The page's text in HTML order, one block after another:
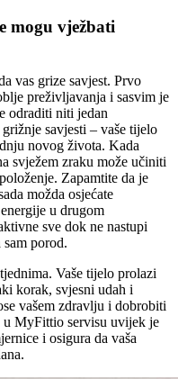
mogu vježbati
vas grize savjest. Prvo
preživljavanja i sasvim je
odraditi niti jedan
savjesti – vaše tijelo
novog života. Kada
svježem zraku može učiniti
Zapamtite da je
možda osjećate
u drugom
sve dok ne nastupi
sam porod.
Vaše tijelo prolazi
korak, svjesni udah i
vašem zdravlju i dobrobiti
u MyFittio servisu uvijek je
i osigura da vaša